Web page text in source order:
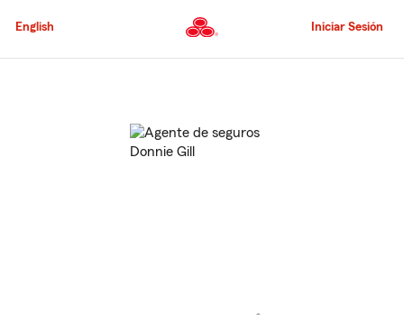
al
principal
English Iniciar Sesión